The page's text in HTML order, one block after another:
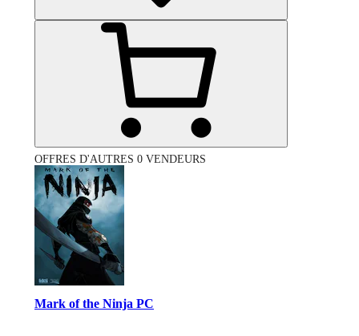
OFFRES D'AUTRES 0 VENDEURS
Mark of the Ninja PC